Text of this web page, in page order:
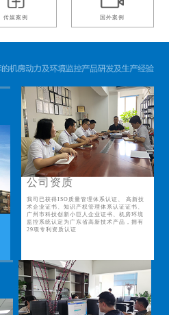
传媒案例 国外案例
公司资质
我司已获得ISO质量管理体系认证、 高新技
术企业证书、知识产权管理体系认证证书、
广州市科技创新小巨人企业证书、机房环境
监控系统认定为广东省高新技术产品，拥有
29项专利资质认证